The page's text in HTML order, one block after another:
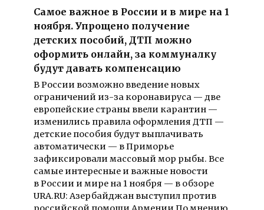
Самое важное в России и в мире на 1
ноября. Упрощено получение
детских пособий, ДТП можно
оформить онлайн, за коммуналку
будут давать компенсацию
В России возможно введение новых
ограничений из-за коронавируса — две
европейские страны ввели карантин —
изменились правила оформления ДТП —
детские пособия будут выплачивать
автоматически — в Приморье
зафиксировали массовый мор рыбы. Все
самые интересные и важные новости
в России и мире на 1 ноября — в обзоре
URA.RU: Азербайджан выступил против